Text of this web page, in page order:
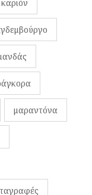
μαραντόνα